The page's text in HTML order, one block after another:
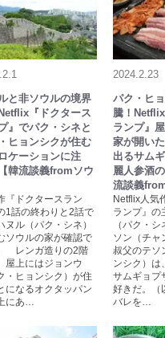
と非ソウルの境界
『ドクタース
』でパク・シネと
ヒョンシクが住む
ケーションに注
韓流談義fromソウ
『ドクタースラン
1話の終わりと2話で
ヌル（パク・シネ）
ソウルの家が確認で
レンガ造りの2階
屋上にはジョンウ
・ヒョンシク）が住
になるオクタッパン
にあ…
2024.2.23
パク・ヒ
騰！
ランプ』
家が開い
出るサム
麗人参酒
流談義
Netflix人気
ランプ』の
（パク・
ソン（チャ
叔父のテソ
ンシク）は
サムギョプ
好きだ。（
バレを…